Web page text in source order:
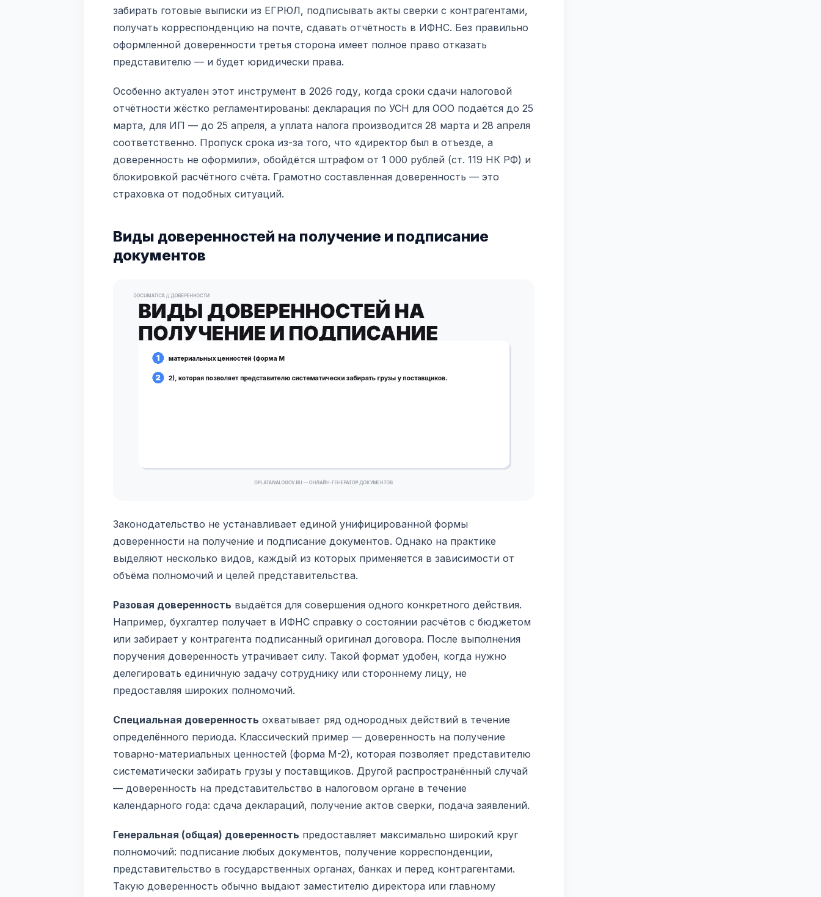
забирать готовые выписки из ЕГРЮЛ, подписывать акты сверки с контрагентами,
получать корреспонденцию на почте, сдавать отчётность в ИФНС. Без правильно
оформленной доверенности третья сторона имеет полное право отказать
представителю — и будет юридически права.
Особенно актуален этот инструмент в 2026 году, когда сроки сдачи налоговой
отчётности жёстко регламентированы: декларация по УСН для ООО подаётся до 25
марта, для ИП — до 25 апреля, а уплата налога производится 28 марта и 28 апреля
соответственно. Пропуск срока из-за того, что «директор был в отъезде, а
доверенность не оформили», обойдётся штрафом от 1 000 рублей (ст. 119 НК РФ) и
блокировкой расчётного счёта. Грамотно составленная доверенность — это
страховка от подобных ситуаций.
Виды доверенностей на получение и подписание
документов
Законодательство не устанавливает единой унифицированной формы
доверенности на получение и подписание документов. Однако на практике
выделяют несколько видов, каждый из которых применяется в зависимости от
объёма полномочий и целей представительства.
Разовая доверенность выдаётся для совершения одного конкретного действия.
Например, бухгалтер получает в ИФНС справку о состоянии расчётов с бюджетом
или забирает у контрагента подписанный оригинал договора. После выполнения
поручения доверенность утрачивает силу. Такой формат удобен, когда нужно
делегировать единичную задачу сотруднику или стороннему лицу, не
предоставляя широких полномочий.
Специальная доверенность охватывает ряд однородных действий в течение
определённого периода. Классический пример — доверенность на получение
товарно-материальных ценностей (форма М-2), которая позволяет представителю
систематически забирать грузы у поставщиков. Другой распространённый случай
— доверенность на представительство в налоговом органе в течение
календарного года: сдача деклараций, получение актов сверки, подача заявлений.
Генеральная (общая) доверенность предоставляет максимально широкий круг
полномочий: подписание любых документов, получение корреспонденции,
представительство в государственных органах, банках и перед контрагентами.
Такую доверенность обычно выдают заместителю директора или главному